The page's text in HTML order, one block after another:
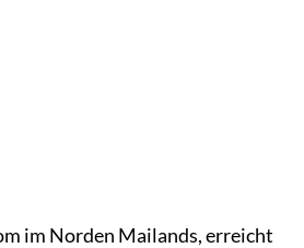
im Norden Mailands, erreicht